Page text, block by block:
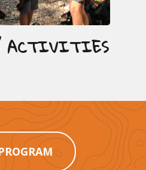
ACTIVITIES